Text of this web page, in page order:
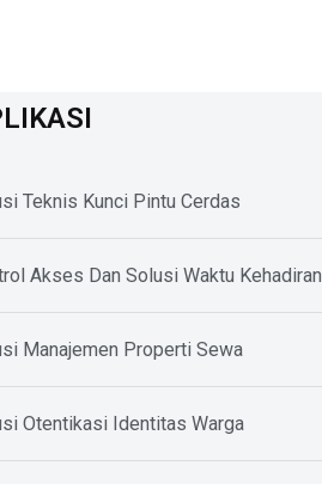
Teknis Kunci Pintu Cerdas
Akses Dan Solusi Waktu Kehadiran
Manajemen Properti Sewa
Otentikasi Identitas Warga